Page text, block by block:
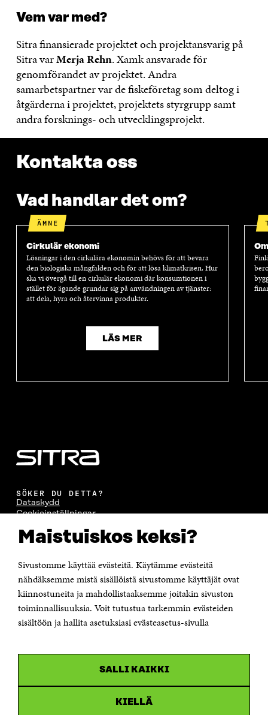
Maistuiskos keksi?
Sivustomme käyttää evästeitä. Käytämme evästeitä
nähdäksemme mistä sisällöistä sivustomme käyttäjät ovat
kiinnostuneita ja mahdollistaaksemme joitakin sivuston
toiminnallisuuksia. Voit tutustua tarkemmin evästeiden
sisältöön ja hallita asetuksiasi evästeasetus-sivulla
SALLI KAIKKI
KIELLÄ
Vem var med?
Sitra finansierade projektet och projektansvarig på
Sitra varMerja Rehn. Xamk ansvarade för
genomförandet av projektet. Andra
samarbetspartner var de fiskeföretag som deltog i
åtgärderna i projektet, projektets styrgrupp samt
andra forsknings- och utvecklingsprojekt.
Kontakta oss
Vad handlar det om?
ÄMNE
Cirkulär ekonomi
Lösningar i den cirkulära ekonomin behövs för att bevara
den biologiska mångfalden och för att lösa klimatkrisen. Hur
ska vi övergå till en cirkulär ekonomi där konsumtionen i
stället för ägande grundar sig på användningen av tjänster:
att dela, hyra och återvinna produkter.
LÄS MER
SÖKER DU DETTA?
Dataskydd
Cookieinställningar
Tillgänglighetsutredning
Beskrivning av handlingsoffentligheten
KONTAKTA OSS
Jubileumsfonden för Finlands självständighet Sitra
Östersjögatan 11–13, PB 160,
00181 Helsingfors